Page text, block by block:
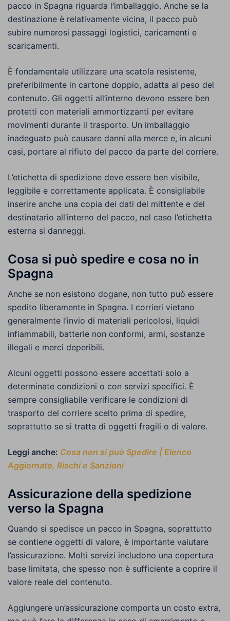
pacco in Spagna riguarda l’imballaggio. Anche se la
destinazione è relativamente vicina, il pacco può
subire numerosi passaggi logistici, caricamenti e
scaricamenti.
È fondamentale utilizzare una scatola resistente,
preferibilmente in cartone doppio, adatta al peso del
contenuto. Gli oggetti all’interno devono essere ben
protetti con materiali ammortizzanti per evitare
movimenti durante il trasporto. Un imballaggio
inadeguato può causare danni alla merce e, in alcuni
casi, portare al rifiuto del pacco da parte del corriere.
L’etichetta di spedizione deve essere ben visibile,
leggibile e correttamente applicata. È consigliabile
inserire anche una copia dei dati del mittente e del
destinatario all’interno del pacco, nel caso l’etichetta
esterna si danneggi.
Cosa si può spedire e cosa no in
Spagna
Anche se non esistono dogane, non tutto può essere
spedito liberamente in Spagna. I corrieri vietano
generalmente l’invio di materiali pericolosi, liquidi
infiammabili, batterie non conformi, armi, sostanze
illegali e merci deperibili.
Alcuni oggetti possono essere accettati solo a
determinate condizioni o con servizi specifici. È
sempre consigliabile verificare le condizioni di
trasporto del corriere scelto prima di spedire,
soprattutto se si tratta di oggetti fragili o di valore.
Leggi anche: Cosa non si può Spedire | Elenco
Aggiornato, Rischi e Sanzioni
Assicurazione della spedizione
verso la Spagna
Quando si spedisce un pacco in Spagna, soprattutto
se contiene oggetti di valore, è importante valutare
l’assicurazione. Molti servizi includono una copertura
base limitata, che spesso non è sufficiente a coprire il
valore reale del contenuto.
Aggiungere un’assicurazione comporta un costo extra,